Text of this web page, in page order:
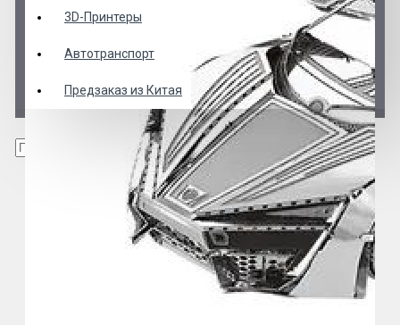
3D-Принтеры
Автотранспорт
Предзаказ из Китая